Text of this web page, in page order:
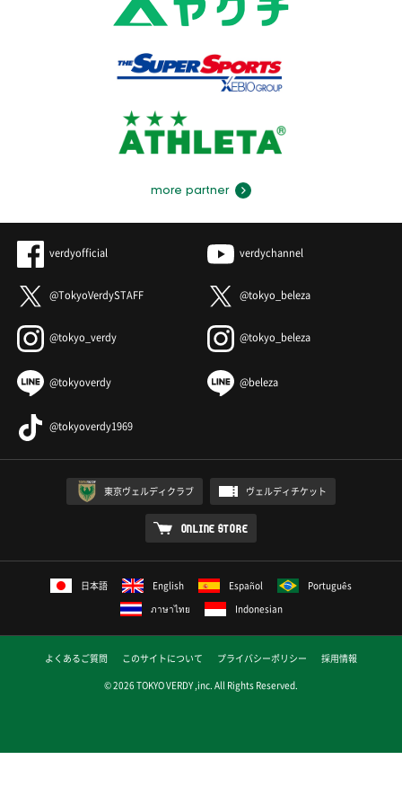
more partner
verdyofficial verdychannel
@TokyoVerdySTAFF @tokyo_beleza
@tokyo_verdy @tokyo_beleza
@tokyoverdy @beleza
@tokyoverdy1969
東京ヴェルディクラブ ヴェルディチケット
ONLINE STORE
日本語 English Español
Português
ภาษาไทย
Indonesian
よくあるご質問 このサイトについて プライバシーポリシー
採用情報
© 2026 TOKYO VERDY ,inc. All Rights Reserved.